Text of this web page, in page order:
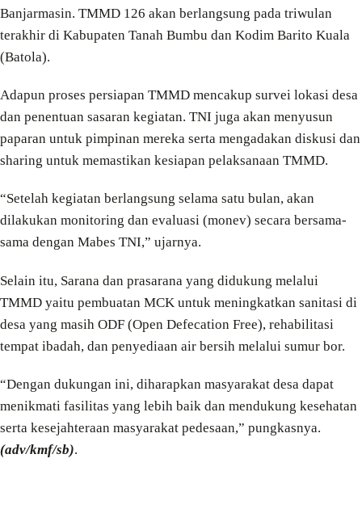
Banjarmasin. TMMD 126 akan berlangsung pada triwulan
terakhir di Kabupaten Tanah Bumbu dan Kodim Barito Kuala
(Batola).
Adapun proses persiapan TMMD mencakup survei lokasi desa
dan penentuan sasaran kegiatan. TNI juga akan menyusun
paparan untuk pimpinan mereka serta mengadakan diskusi dan
sharing untuk memastikan kesiapan pelaksanaan TMMD.
“Setelah kegiatan berlangsung selama satu bulan, akan
dilakukan monitoring dan evaluasi (monev) secara bersama-
sama dengan Mabes TNI,” ujarnya.
Selain itu, Sarana dan prasarana yang didukung melalui
TMMD yaitu pembuatan MCK untuk meningkatkan sanitasi di
desa yang masih ODF (Open Defecation Free), rehabilitasi
tempat ibadah, dan penyediaan air bersih melalui sumur bor.
“Dengan dukungan ini, diharapkan masyarakat desa dapat
menikmati fasilitas yang lebih baik dan mendukung kesehatan
serta kesejahteraan masyarakat pedesaan,” pungkasnya.
(adv/kmf/sb).